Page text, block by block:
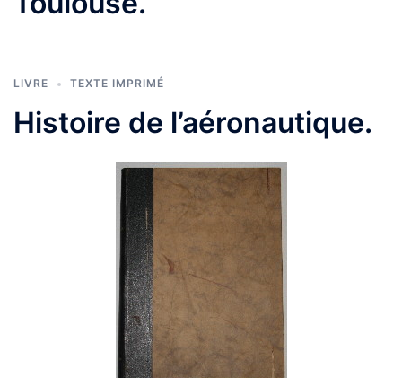
LIVRE TEXTE IMPRIMÉ
Histoire de l’aéronautique.